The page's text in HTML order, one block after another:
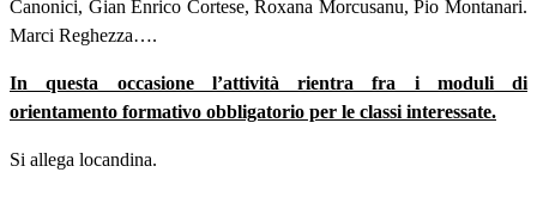
Canonici, Gian Enrico Cortese, Roxana Morcusanu, Pio Montanari.
Marci Reghezza….
In questa occasione l’attività rientra fra i moduli di
orientamento formativo obbligatorio per le classi interessate.
Si allega locandina.